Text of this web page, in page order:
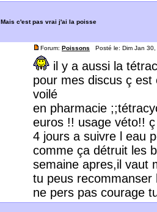
Mais c'est pas vrai j'ai la poisse
Forum: Poissons Posté le: Dim Jan
il y a aussi la
pour mes discus ç
voilé
en pharmacie
euros !! usage véto!!
4 jours a suivre l eau
comme ça détruit les
semaine apres,il vaut
tu peus
ne pers pas courage